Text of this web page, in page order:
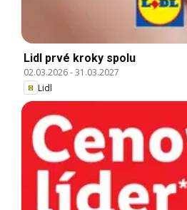
Lidl prvé kroky spolu
02.03.2026-31.03.2027
Lidl